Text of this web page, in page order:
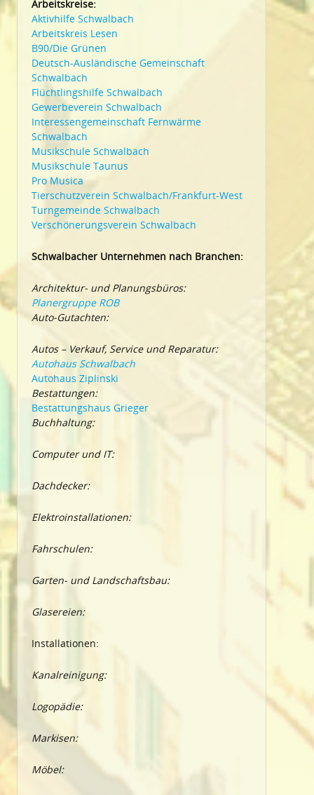
Arbeitskreise:
Aktivhilfe Schwalbach
Arbeitskreis Lesen
B90/Die Grünen
Deutsch-Ausländische Gemeinschaft
Schwalbach
Flüchtlingshilfe Schwalbach
Gewerbeverein Schwalbach
Interessengemeinschaft Fernwärme
Schwalbach
Musikschule Schwalbach
Musikschule Taunus
Pro Musica
Tierschutzverein Schwalbach/Frankfurt-West
Turngemeinde Schwalbach
Verschönerungsverein Schwalbach
Schwalbacher Unternehmen nach Branchen:
Architektur- und Planungsbüros:
Planergruppe ROB
Auto-Gutachten:
Autos – Verkauf, Service und Reparatur:
Autohaus Schwalbach
Autohaus Ziplinski
Bestattungen:
Bestattungshaus Grieger
Buchhaltung:
Computer und IT:
Dachdecker:
Elektroinstallationen:
Fahrschulen:
Garten- und Landschaftsbau:
Glasereien:
Installationen:
Kanalreinigung:
Logopädie:
Markisen:
Möbel: